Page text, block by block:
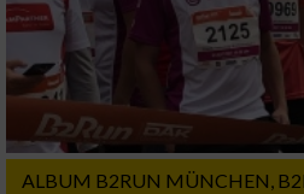
ALBUM B2RUN MÜNCHEN,
Messung der Performance von
Analyse von Zielgruppen durch
oder Kombinationen von Daten
verschiedenen Quellen